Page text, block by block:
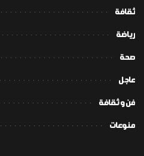
ثقافة
رياضة
صحة
عاجل
فن و ثقافة
منوعات